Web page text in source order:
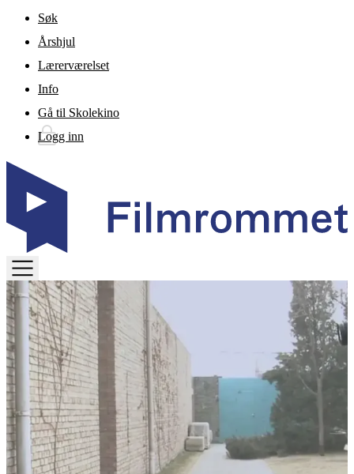
Gå til hovedinnhold
Søk
Årshjul
Lærerværelset
Info
Gå til Skolekino
Logg inn
TOGGLE
MENU